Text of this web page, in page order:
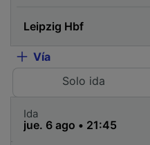
Vía
Solo ida
Ida